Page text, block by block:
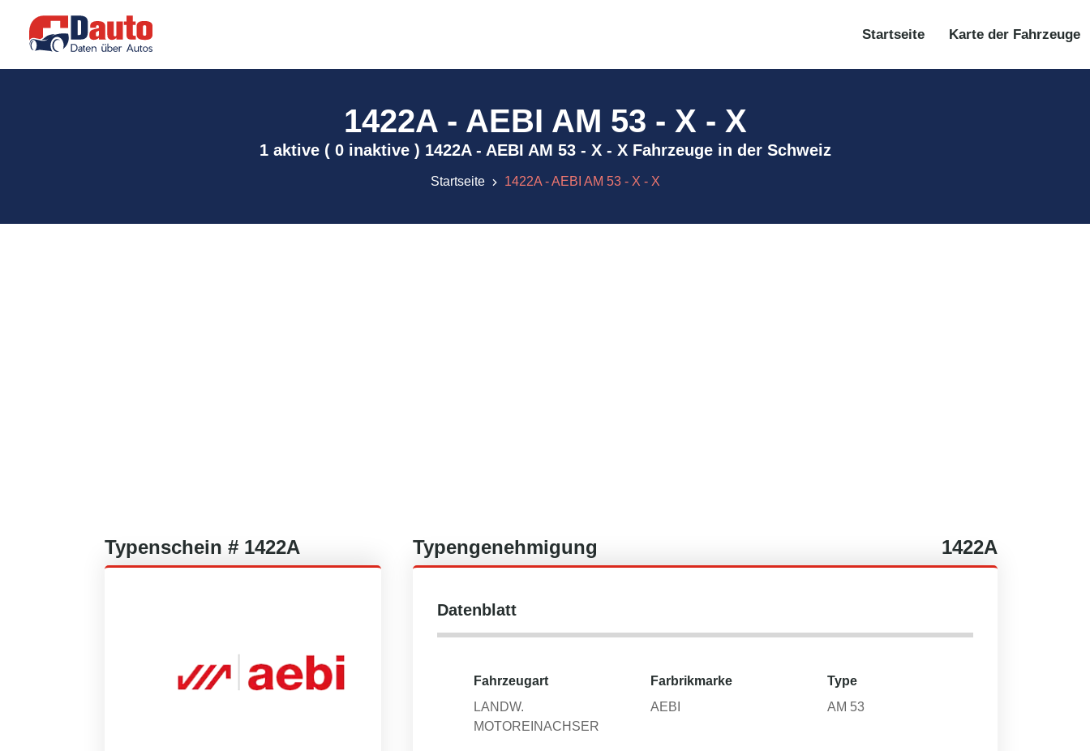
Startseite Karte der Fahrzeuge
1422A - AEBI AM 53 - X - X
1 aktive ( 0 inaktive ) 1422A - AEBI AM 53 - X - X Fahrzeuge in der Schweiz
Startseite 1422A - AEBI AM 53 - X - X
Typenschein # 1422A Typengenehmigung 1422A
Datenblatt
Fahrzeugart
LANDW.
MOTOREINACHSER
Farbrikmarke
AEBI
Type
AM 53